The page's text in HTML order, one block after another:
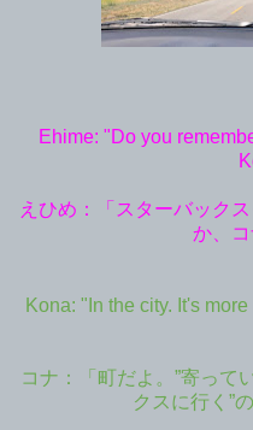
Ehime: "Do you
えひめ：「スターバック
か、コ
Kona: "In the city. It's
コナ：「町だよ。”寄って
クスに行く”